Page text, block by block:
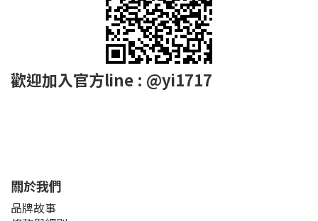
歡迎加入官方line : @yi1717
關於我們
品牌故事